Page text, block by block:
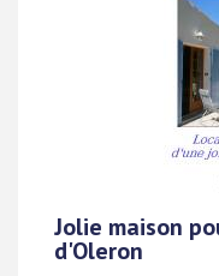
Jolie maison
d'Oleron